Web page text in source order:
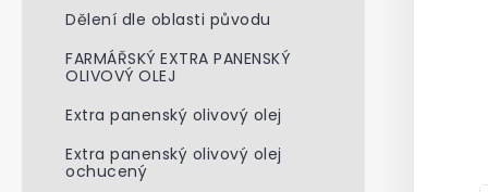
Dělení dle oblasti původu
FARMÁŘSKÝ EXTRA PANENSKÝ
OLIVOVÝ OLEJ
Extra panenský olivový olej
Extra panenský olivový olej
ochucený